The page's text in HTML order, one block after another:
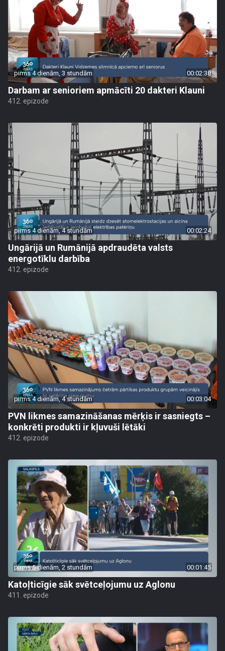
pirms 4 dienām, 3 stundām 00:02:38
Darbam ar senioriem apmācīti 20 dakteri Klauni
412. epizode
pirms 4 dienām, 4 stundām 00:02:24
Ungārijā un Rumānijā apdraudēta valsts
energotīklu darbība
412. epizode
pirms 4 dienām, 4 stundām 00:03:04
PVN likmes samazināšanas mērķis ir sasniegts –
konkrēti produkti ir kļuvuši lētāki
412. epizode
pirms 5 dienām, 2 stundām 00:01:45
Katoļticīgie sāk svētceļojumu uz Aglonu
411. epizode